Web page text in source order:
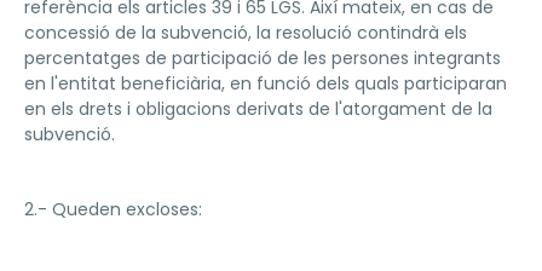
referència els articles 39 i 65 LGS. Així mateix, en cas de
concessió de la subvenció, la resolució contindrà els
percentatges de participació de les persones integrants
en l'entitat beneficiària, en funció dels quals participaran
en els drets i obligacions derivats de l'atorgament de la
subvenció.
2.- Queden excloses: